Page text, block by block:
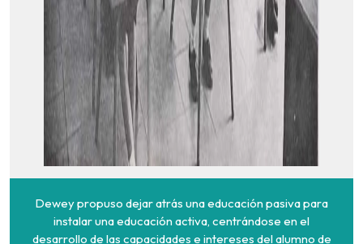
Dewey propuso dejar atrás una educación pasiva para
instalar una educación activa, centrándose en el
desarrollo de las capacidades e intereses del alumno de